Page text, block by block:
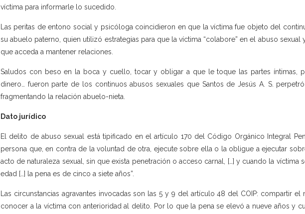
víctima para informarle lo sucedido.
Las peritas de entono social y psicóloga coincidieron en que la víctima fue objeto del
su abuelo paterno, quien utilizó estrategias para que la víctima “colabore” en el abuso
que acceda a mantener relaciones.
Saludos con beso en la boca y cuello, tocar y obligar a que le toque las partes íntimas,
dinero… fueron parte de los continuos abusos sexuales que Santos de Jesús A. S.
fragmentando la relación abuelo-nieta.
Dato jurídico
El delito de abuso sexual está tipificado en el artículo 170 del Código Orgánico Integral
persona que, en contra de la voluntad de otra, ejecute sobre ella o la obligue a ejecutar
acto de naturaleza sexual, sin que exista penetración o acceso carnal, […] y cuando la víctima
edad […] la pena es de cinco a siete años”.
Las circunstancias agravantes invocadas son las 5 y 9 del artículo 48 del COIP: compartir
conocer a la víctima con anterioridad al delito. Por lo que la pena se elevó a nueve años y